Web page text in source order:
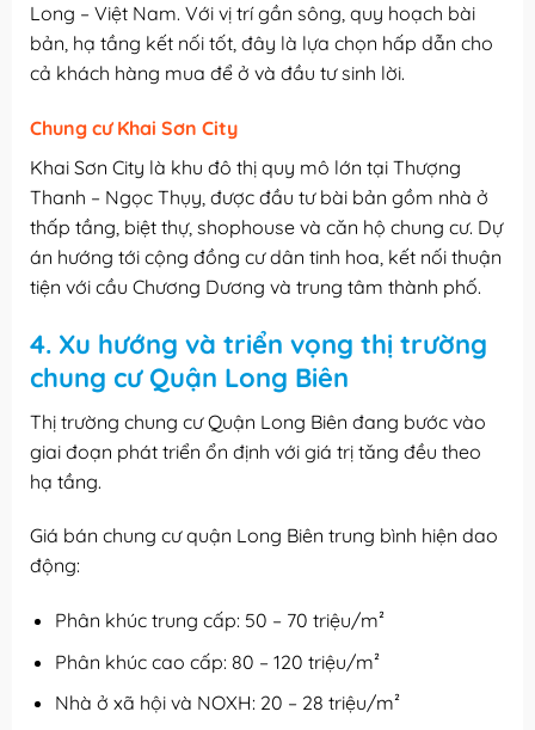
Long – Việt Nam. Với vị trí gần sông, quy hoạch bài
bản, hạ tầng kết nối tốt, đây là lựa chọn hấp dẫn cho
cả khách hàng mua để ở và đầu tư sinh lời.
Chung cư Khai Sơn City
Khai Sơn City là khu đô thị quy mô lớn tại Thượng
Thanh – Ngọc Thụy, được đầu tư bài bản gồm nhà ở
thấp tầng, biệt thự, shophouse và căn hộ chung cư. Dự
án hướng tới cộng đồng cư dân tinh hoa, kết nối thuận
tiện với cầu Chương Dương và trung tâm thành phố.
4. Xu hướng và triển vọng thị trường
chung cư Quận Long Biên
Thị trường chung cư Quận Long Biên đang bước vào
giai đoạn phát triển ổn định với giá trị tăng đều theo
hạ tầng.
Giá bán chung cư quận Long Biên trung bình hiện dao
động:
Phân khúc trung cấp: 50 – 70 triệu/m²
Phân khúc cao cấp: 80 – 120 triệu/m²
Nhà ở xã hội và NOXH: 20 – 28 triệu/m²